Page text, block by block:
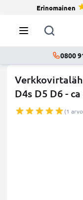
Erinomainen
0800
D4s D5 D6 -
(1